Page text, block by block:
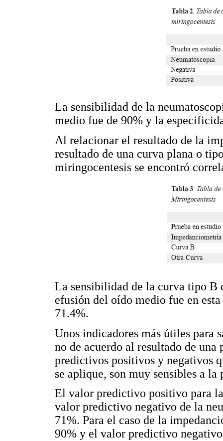
La sensibilidad de la
medio fue de 90% y la
Al relacionar el resultado de la
resultado de una curva plana o
miringocentesis se encontró
La sensibilidad de la curva tipo B
efusión del oído medio fue en
71.4%.
Unos indicadores más útiles para
no de acuerdo al resultado de
predictivos positivos y negativos
se aplique, son muy sensibles a
El valor predictivo positivo para
valor predictivo negativo de la
71%. Para el caso de la
90% y el valor predictivo